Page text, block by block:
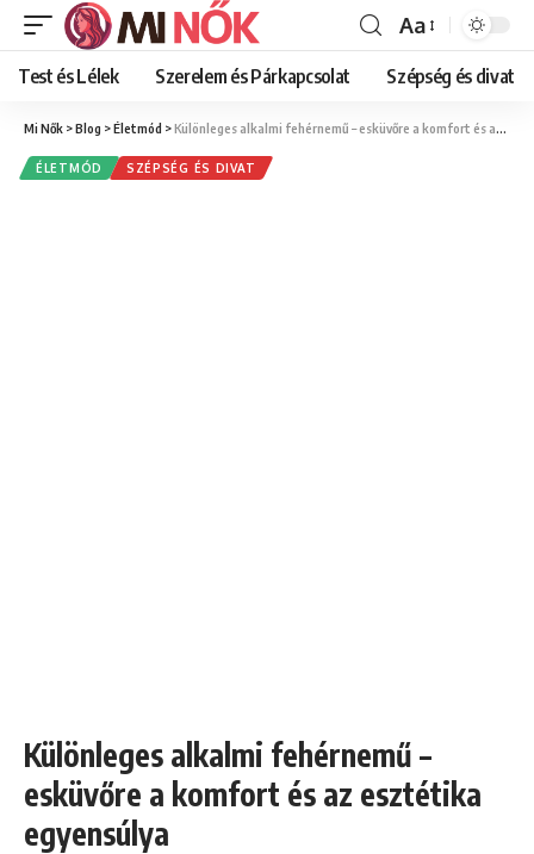
Font
Resizer
Aa
Test és Lélek Szerelem és Párkapcsolat Szépség és divat
Mi Nők >Blog >Életmód >Különleges alkalmi fehérnemű – esküvőre a komfort és az esztétika egyensúlya
ÉLETMÓD SZÉPSÉG ÉS DIVAT
Különleges alkalmi fehérnemű –
esküvőre a komfort és az esztétika
egyensúlya